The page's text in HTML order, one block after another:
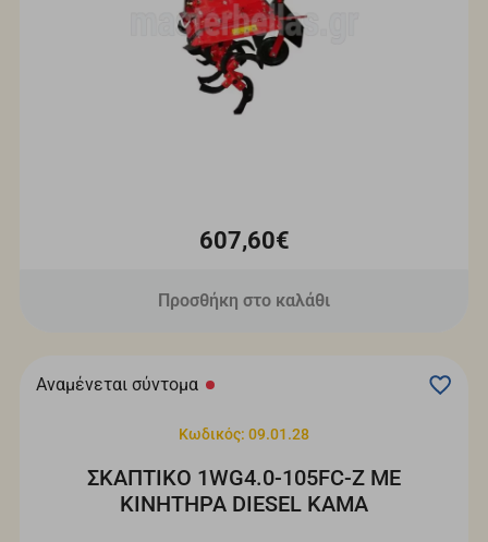
607,60€
Προσθήκη στο καλάθι
Αναμένεται σύντομα
Κωδικός: 09.01.28
ΣΚΑΠΤΙΚΟ 1WG4.0-105FC-Z ΜΕ
ΚΙΝΗΤΗΡΑ DIESEL KAMA